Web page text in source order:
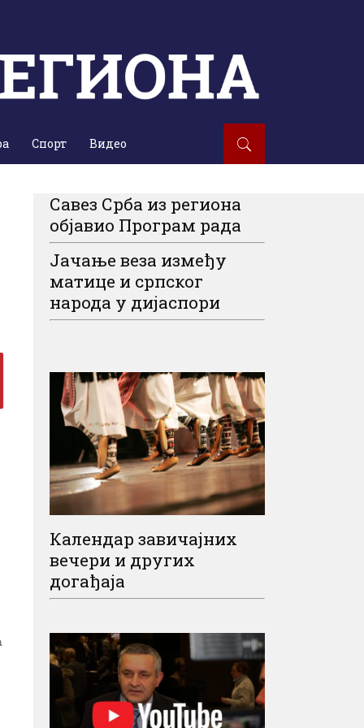
Спорт Видео
Савез Срба из региона
објавио Програм рада
Јачање веза између
матице и српског
народа у дијаспори
Календар завичајних
вечери и других
догађаја